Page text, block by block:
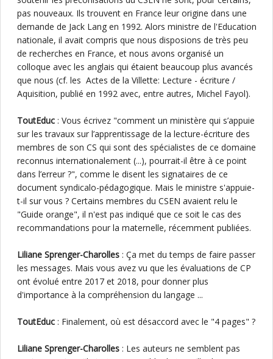
pas nouveaux. Ils trouvent en France leur origine dans une
demande de Jack Lang en 1992. Alors ministre de l'Education
nationale, il avait compris que nous disposions de très peu
de recherches en France, et nous avons organisé un
colloque avec les anglais qui étaient beaucoup plus avancés
que nous (cf. les Actes de la Villette: Lecture - écriture /
Aquisition, publié en 1992 avec, entre autres, Michel Fayol).
ToutEduc : Vous écrivez "comment un ministère qui s’appuie
sur les travaux sur l’apprentissage de la lecture-écriture des
membres de son CS qui sont des spécialistes de ce domaine
reconnus internationalement (...), pourrait-il être à ce point
dans l’erreur ?", comme le disent les signataires de ce
document syndicalo-pédagogique. Mais le ministre s'appuie-
t-il sur vous ? Certains membres du CSEN avaient relu le
"Guide orange", il n'est pas indiqué que ce soit le cas des
recommandations pour la maternelle, récemment publiées.
Liliane Sprenger-Charolles : Ça met du temps de faire passer
les messages. Mais vous avez vu que les évaluations de CP
ont évolué entre 2017 et 2018, pour donner plus
d'importance à la compréhension du langage ...
ToutEduc : Finalement, où est désaccord avec le "4 pages" ?
Liliane Sprenger-Charolles : Les auteurs ne semblent pas